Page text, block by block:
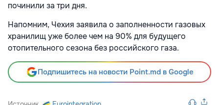
починили за три дня.
Напомним, Чехия заявила о заполненности газовых
хранилищ уже более чем на 90% для будущего
отопительного сезона без российского газа.
Подпишитесь на новости Point.md в Google